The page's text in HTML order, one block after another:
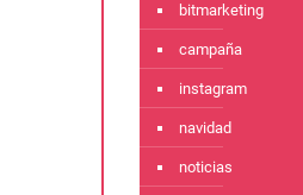
bitmarketing
campaña
instagram
navidad
noticias